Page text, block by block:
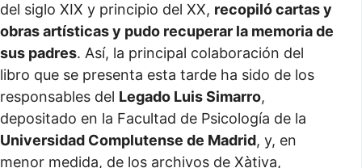
del siglo XIX y principio del XX, recopiló cartas y
obras artísticas y pudo recuperar la memoria de
sus padres. Así, la principal colaboración del
libro que se presenta esta tarde ha sido de los
responsables del Legado Luis Simarro,
depositado en la Facultad de Psicología de la
Universidad Complutense de Madrid, y, en
menor medida, de los archivos de Xàtiva,